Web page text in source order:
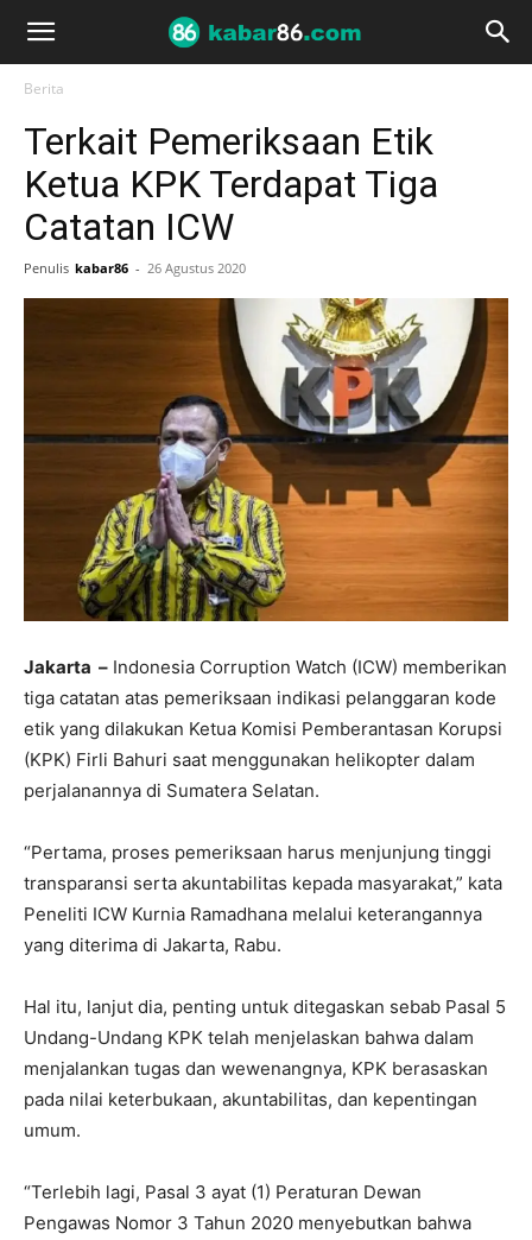
Berita
Terkait Pemeriksaan Etik
Ketua KPK Terdapat Tiga
Catatan ICW
Penulis kabar86 - 26 Agustus 2020
Jakarta – Indonesia Corruption Watch (ICW) memberikan
tiga catatan atas pemeriksaan indikasi pelanggaran kode
etik yang dilakukan Ketua Komisi Pemberantasan Korupsi
(KPK) Firli Bahuri saat menggunakan helikopter dalam
perjalanannya di Sumatera Selatan.
“Pertama, proses pemeriksaan harus menjunjung tinggi
transparansi serta akuntabilitas kepada masyarakat,” kata
Peneliti ICW Kurnia Ramadhana melalui keterangannya
yang diterima di Jakarta, Rabu.
Hal itu, lanjut dia, penting untuk ditegaskan sebab Pasal 5
Undang-Undang KPK telah menjelaskan bahwa dalam
menjalankan tugas dan wewenangnya, KPK berasaskan
pada nilai keterbukaan, akuntabilitas, dan kepentingan
umum.
“Terlebih lagi, Pasal 3 ayat (1) Peraturan Dewan
Pengawas Nomor 3 Tahun 2020 menyebutkan bahwa